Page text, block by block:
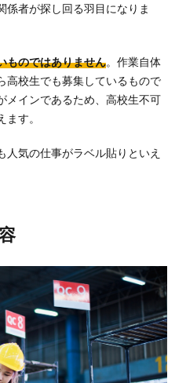
係者が探し回る羽目になりま
ものではありません。作業自体
高校生でも募集しているもので
メインであるため、高校生不可
す。
人気の仕事がラベル貼りといえ